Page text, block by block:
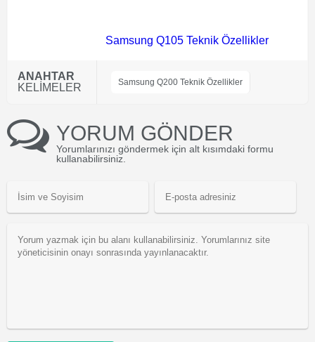
Samsung Q105 Teknik Özellikler
ANAHTAR
KELİMELER
Samsung Q200 Teknik Özellikler
YORUM GÖNDER
Yorumlarınızı göndermek için alt kısımdaki formu
kullanabilirsiniz.